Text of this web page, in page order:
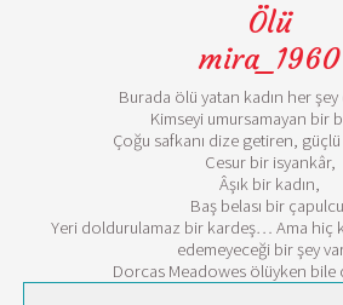
Ölü
mira_1960
Burada ölü yatan kadın her
Kimseyi umursamayan bir
Çoğu safkanı dize getiren,
Cesur bir isyankâr,
Âşık bir kadın,
Baş belası bir
Yeri doldurulamaz bir kardeş… Ama hiç
edemeyeceği bir şey
Dorcas Meadowes ölüyken bile